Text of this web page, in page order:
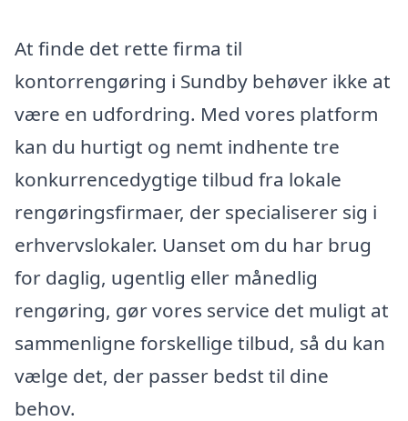
At finde det rette firma til
kontorrengøring i Sundby behøver ikke at
være en udfordring. Med vores platform
kan du hurtigt og nemt indhente tre
konkurrencedygtige tilbud fra lokale
rengøringsfirmaer, der specialiserer sig i
erhvervslokaler. Uanset om du har brug
for daglig, ugentlig eller månedlig
rengøring, gør vores service det muligt at
sammenligne forskellige tilbud, så du kan
vælge det, der passer bedst til dine
behov.